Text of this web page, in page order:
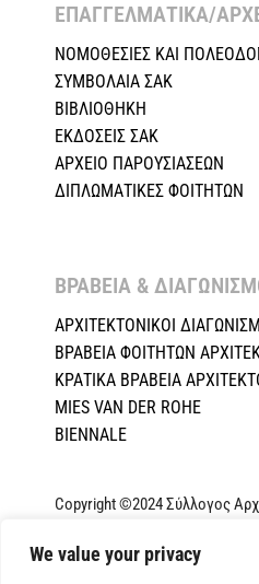
We value your privacy
ΕΠΑΓΓΕΛΜΑΤΙΚΑ/
ΝΟΜΟΘΕΣΙΕΣ KAI
ΣΥΜΒΟΛΑΙΑ ΣΑΚ
ΒΙΒΛΙΟΘΗΚΗ
ΕΚΔΟΣΕΙΣ ΣΑΚ
ΑΡΧΕΙΟ ΠΑΡΟΥΣΙΑΣΕΩΝ
ΔΙΠΛΩΜΑΤΙΚΕΣ ΦΟΙΤΗΤΩΝ
ΒΡΑΒΕΙΑ &
ΑΡΧΙΤΕΚΤΟΝΙΚΟΙ
ΒΡΑΒΕΙΑ ΦΟΙΤΗΤΩΝ
ΚΡΑΤΙΚΑ ΒΡΑΒΕΙΑ
MIES VAN DER ROHE
BIENNALE
Copyright ©2024 Σύλλογος
Privacy Policy